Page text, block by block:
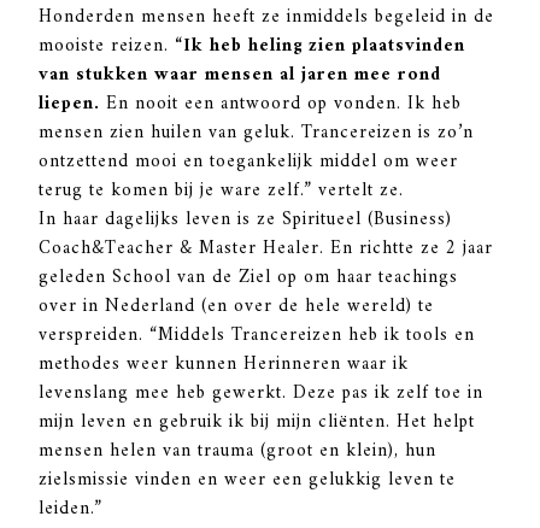
Honderden mensen heeft ze inmiddels begeleid in de
mooiste reizen. “Ik heb heling zien plaatsvinden
van stukken waar mensen al jaren mee rond
liepen. En nooit een antwoord op vonden. Ik heb
mensen zien huilen van geluk. Trancereizen is zo’n
ontzettend mooi en toegankelijk middel om weer
terug te komen bij je ware zelf.” vertelt ze.
In haar dagelijks leven is ze Spiritueel (Business)
Coach&Teacher & Master Healer. En richtte ze 2 jaar
geleden School van de Ziel op om haar teachings
over in Nederland (en over de hele wereld) te
verspreiden. “Middels Trancereizen heb ik tools en
methodes weer kunnen Herinneren waar ik
levenslang mee heb gewerkt. Deze pas ik zelf toe in
mijn leven en gebruik ik bij mijn cliënten. Het helpt
mensen helen van trauma (groot en klein), hun
zielsmissie vinden en weer een gelukkig leven te
leiden.”